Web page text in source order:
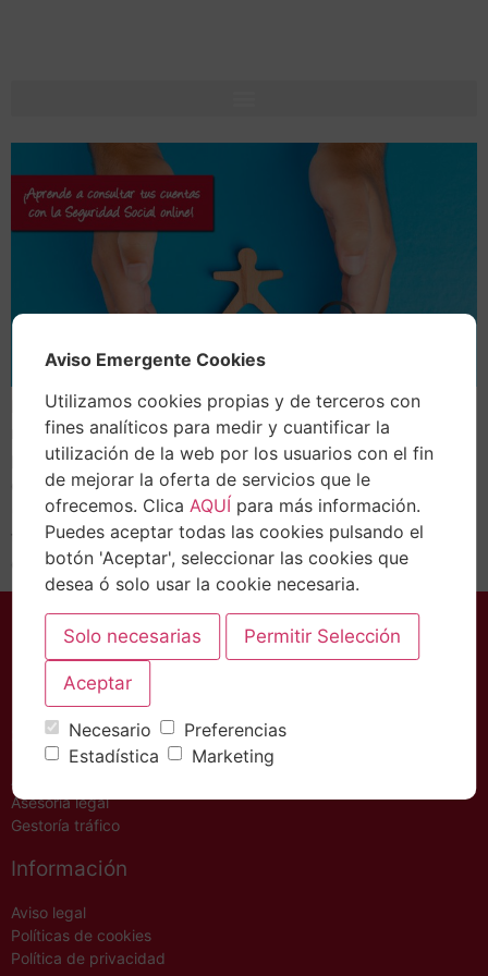
Pues sí, como lees. La Seguridad Social ha lanzado un
nuevo servicio en su sede electrónica. Aquellas
personas físicas o jurídicas que se encuentren incluidos
en el Régimen Especial de Trabajadores Autónomos
(RETA) podrán consultar sus cuentas de forma
telemática. Este nuevo servicio, que ya está disponible
en la web oficial de la Tesorería General…
Servicios
Asesoría legal
Gestoría tráfico
Información
Aviso legal
Políticas de cookies
Política de privacidad
Aviso Emergente Cookies
Utilizamos cookies propias y de terceros con
fines analíticos para medir y cuantificar la
utilización de la web por los usuarios con el fin
de mejorar la oferta de servicios que le
ofrecemos. ClicaAQUÍ para más información.
Puedes aceptar todas las cookies pulsando el
botón 'Aceptar', seleccionar las cookies que
desea ó solo usar la cookie necesaria.
Necesario
Preferencias
Estadística
Marketing